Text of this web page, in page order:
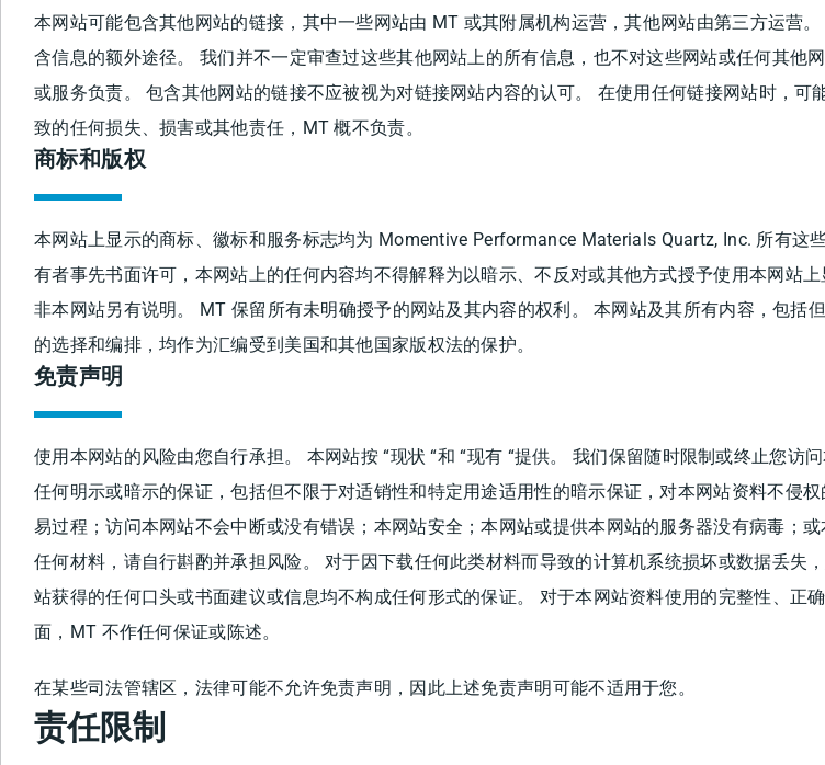
本网站可能包含其他网站的链接，其中一些网站由 MT 或其附属机构运营，其他网站由第三方运营
含信息的额外途径。 我们并不一定审查过这些其他网站上的所有信息，也不对这些网站或任何其他
或服务负责。 包含其他网站的链接不应被视为对链接网站内容的认可。 在使用任何链接网站时，
致的任何损失、损害或其他责任，MT 概不负责。
商标和版权
本网站上显示的商标、徽标和服务标志均为 Momentive Performance Materials Quartz, Inc. 所有这
有者事先书面许可，本网站上的任何内容均不得解释为以暗示、不反对或其他方式授予使用本网站
非本网站另有说明。 MT 保留所有未明确授予的网站及其内容的权利。 本网站及其所有内容，包括
的选择和编排，均作为汇编受到美国和其他国家版权法的保护。
免责声明
使用本网站的风险由您自行承担。 本网站按 “现状 “和 “现有 “提供。 我们保留随时限制或终止您访
任何明示或暗示的保证，包括但不限于对适销性和特定用途适用性的暗示保证，对本网站资料不侵
易过程；访问本网站不会中断或没有错误；本网站安全；本网站或提供本网站的服务器没有病毒；
任何材料，请自行斟酌并承担风险。 对于因下载任何此类材料而导致的计算机系统损坏或数据丢失
站获得的任何口头或书面建议或信息均不构成任何形式的保证。 对于本网站资料使用的完整性、正
面，MT 不作任何保证或陈述。
在某些司法管辖区，法律可能不允许免责声明，因此上述免责声明可能不适用于您。
责任限制